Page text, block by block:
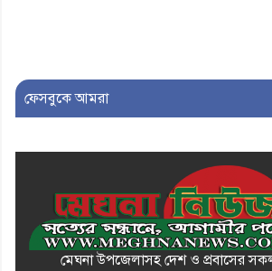
এবং একটি বিশ্লেষণ
ফেসবুকে আমরা
মেঘনা উপজেলাসহ দেশ ও প্রবাসের